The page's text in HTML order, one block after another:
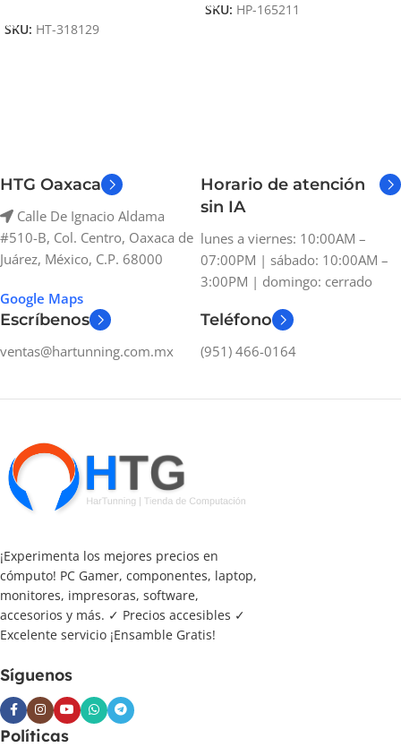
SKU: HT-318129
SKU: HP-165211
HTG Oaxaca
Calle De Ignacio Aldama
#510-B, Col. Centro, Oaxaca de
Juárez, México, C.P. 68000
Google Maps
Horario de atención
sin IA
lunes a viernes: 10:00AM –
07:00PM | sábado: 10:00AM –
3:00PM | domingo: cerrado
Escríbenos
ventas@hartunning.com.mx
Teléfono
(951) 466-0164
¡Experimenta los mejores precios en
cómputo! PC Gamer, componentes, laptop,
monitores, impresoras, software,
accesorios y más. ✓ Precios accesibles ✓
Excelente servicio ¡Ensamble Gratis!
Síguenos
Políticas